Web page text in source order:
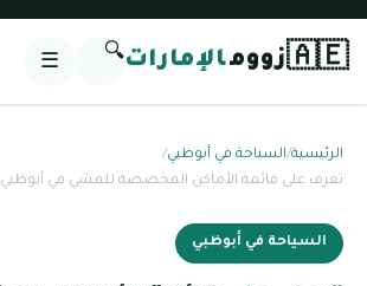
🇦🇪زوومالإمارات🔍
☰
الرئيسية/السياحة في أبوظبي/
تعرف على قائمة الأماكن المخصصة للمشي في أبوظبي 2024
السياحة في أبوظبي